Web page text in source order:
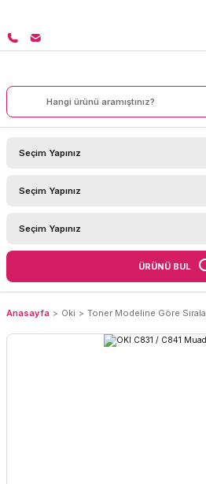
ÜRÜNÜ BUL
Anasayfa Oki Toner Modeline Göre Sırala